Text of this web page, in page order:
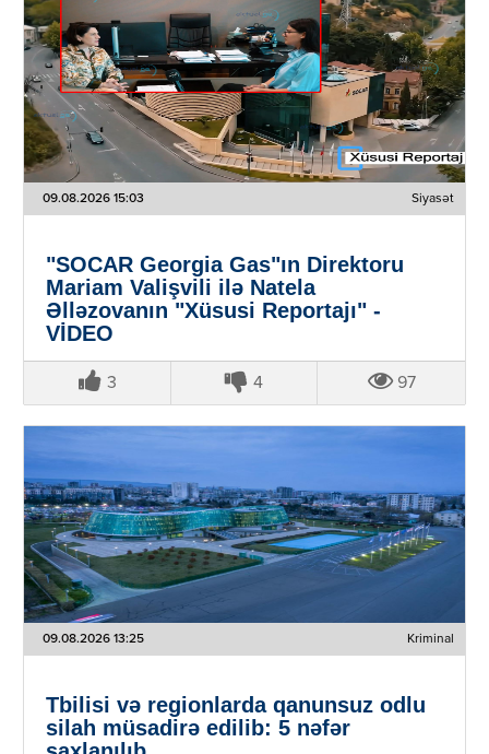
09.08.2026 15:03 Siyasət
"SOCAR Georgia Gas"ın Direktoru
Mariam Valişvili ilə Natela
Əlləzovanın "Xüsusi Reportajı" -
VİDEO
3 4 97
09.08.2026 13:25 Kriminal
Tbilisi və regionlarda qanunsuz odlu
silah müsadirə edilib: 5 nəfər